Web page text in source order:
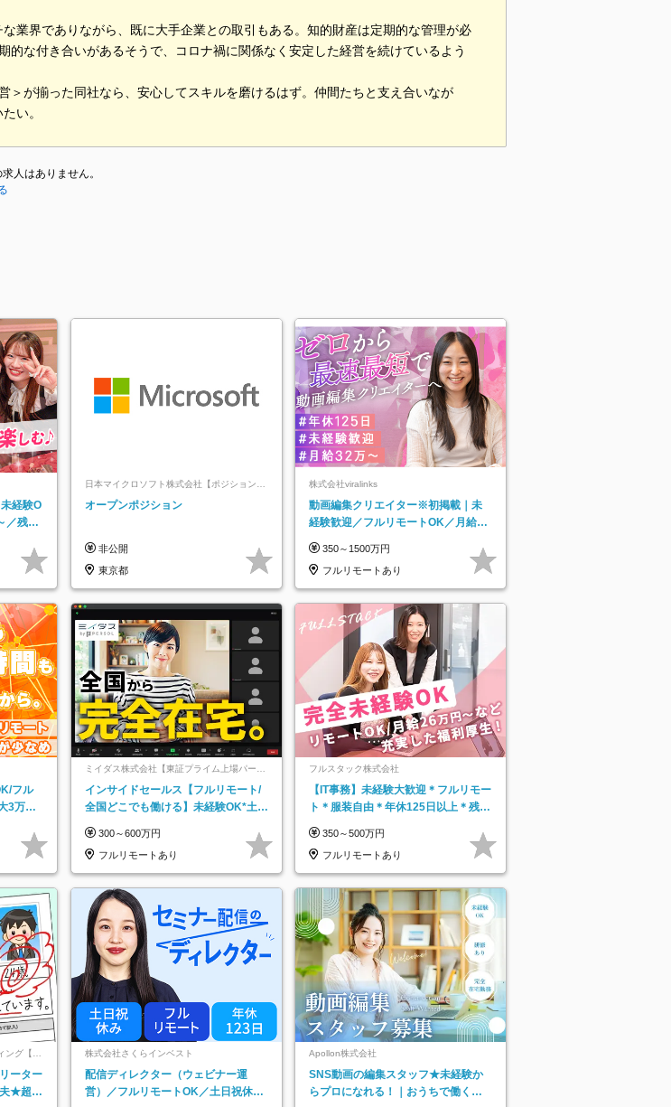
な業界でありながら、既に大手企業との取引もある。知的財産は定期的な管理が必
的な付き合いがあるそうで、コロナ禍に関係なく安定した経営を続けているよう
＞が揃った同社なら、安心してスキルを磨けるはず。仲間たちと支え合いなが
い。
人はありません。
経験O
／残業
日本マイクロソフト株式会社【ポジションマ
ッチ登録】
オープンポジション
非公開
東京都
株式会社viralinks
動画編集クリエイター※初掲載｜未
経験歓迎／フルリモートOK／月給32
350～1500万円
フルリモートあり
フル
3万の
ミイダス株式会社【東証プライム上場パーソ
インサイドセールス【フルリモート/
全国どこでも働ける】未経験OK*土日
300～600万円
フルリモートあり
フルスタック株式会社
【IT事務】未経験大歓迎＊フルリモー
ト＊服装自由＊年休125日以上＊残業
350～500万円
フルリモートあり
グ【リ
ーター
★超大
株式会社さくらインベスト
配信ディレクター（ウェビナー運
営）／フルリモートOK／土日祝休み
Apollon株式会社
SNS動画の編集スタッフ★未経験か
らプロになれる！｜おうちで働くフ